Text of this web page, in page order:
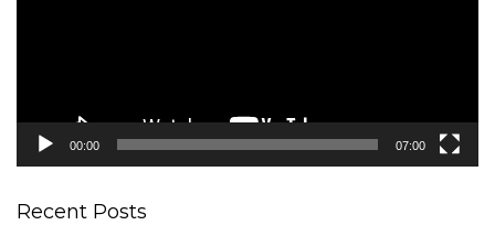
00:00 07:00
Recent Posts